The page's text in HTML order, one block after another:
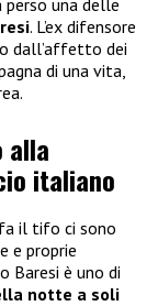
una delle
. L’ex difensore
dall’affetto dei
di una vita,
alla
italiano
il tifo ci sono
e proprie
Baresi è uno di
notte a soli